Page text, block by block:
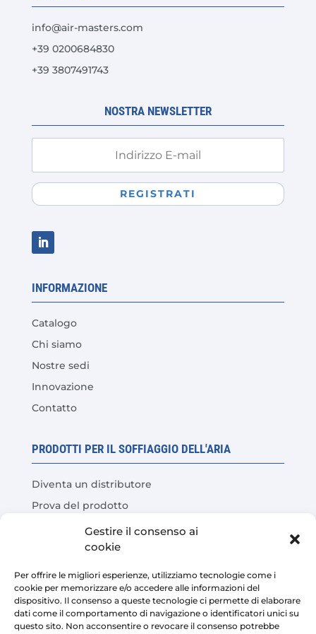
Gestire il consenso ai
cookie
Per offrire le migliori esperienze, utilizziamo tecnologie come i
cookie per memorizzare e/o accedere alle informazioni del
dispositivo. Il consenso a queste tecnologie ci permette di elaborare
dati come il comportamento di navigazione o identificatori unici su
questo sito. Non acconsentire o revocare il consenso potrebbe
info@air-masters.com
+39 0200684830
+39 3807491743
NOSTRA NEWSLETTER
REGISTRATI
INFORMAZIONE
Catalogo
Chi siamo
Nostre sedi
Innovazione
Contatto
PRODOTTI PER IL SOFFIAGGIO DELL'ARIA
Diventa un distributore
Prova del prodotto
Domande frequenti
Calcolatore del risparmio sui costi
LEGALE
Avviso legale